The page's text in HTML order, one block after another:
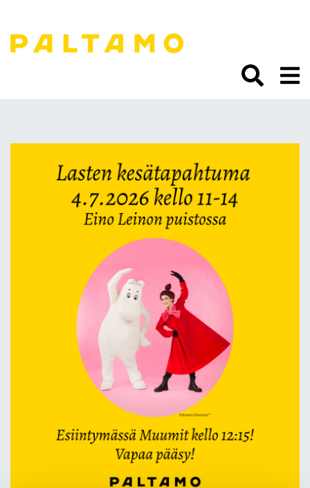
Varaa maksuton
toripaikka lasten
kesätapahtumaan 4.7.!